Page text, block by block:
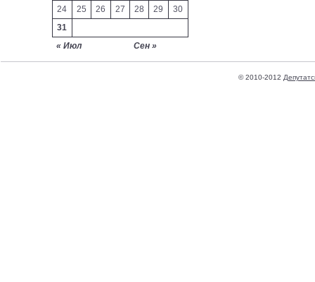
« Июл Сен »
24 25 26 27 28 29
30
31
© 2010-2012